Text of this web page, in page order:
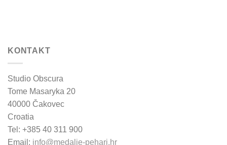
KONTAKT
Studio Obscura
Tome Masaryka 20
40000 Čakovec
Croatia
Tel: +385 40 311 900
Email: info@medalje-pehari.hr